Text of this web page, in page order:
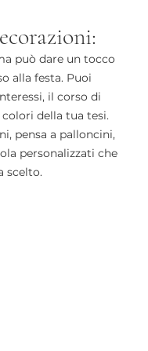
può dare un tocco
alla festa. Puoi
il corso di
della tua tesi.
pensa a palloncini,
personalizzati che
scelto.